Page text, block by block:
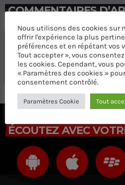
COMMENTAIRES
Laisser une réponse
Vous devez être connecté pour
Connectez-vous maintenant
ÉCOUTEZ AVEC
Nous utilisons des cookies sur
offrir l'expérience la plus
préférences et en répétant vos
Tout accepter », vous
les cookies. Cependant, vous
« Paramètres des cookies »
consentement contrôlé.
Paramètres Cookie Tout